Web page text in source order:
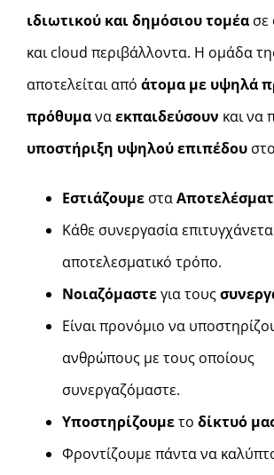
ιδιωτικού και δημόσιου τομέα σε
και cloud περιβάλλοντα. Η ομάδα
αποτελείται από άτομα με υψηλά
πρόθυμαναεκπαιδεύσουν και να
υποστήριξη υψηλού επιπέδου
Εστιάζουμε στα
Κάθε συνεργασία
αποτελεσματικό τρόπο.
Νοιαζόμαστεγια τους
Είναι προνόμιο να
ανθρώπους με τους οποίους
συνεργαζόμαστε.
Υποστηρίζουμετο δίκτυό
Φροντίζουμε πάντα να